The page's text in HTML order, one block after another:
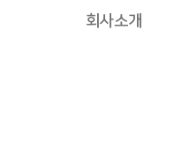
회사소개